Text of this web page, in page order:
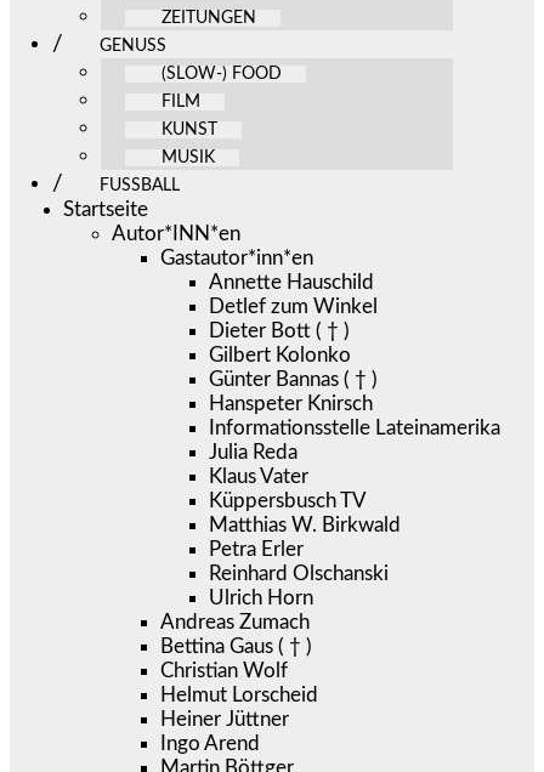
ZEITUNGEN
GENUSS
(SLOW-) FOOD
FILM
KUNST
MUSIK
FUSSBALL
Startseite
Autor*INN*en
Gastautor*inn*en
Annette Hauschild
Detlef zum Winkel
Dieter Bott ( † )
Gilbert Kolonko
Günter Bannas ( † )
Hanspeter Knirsch
Informationsstelle Lateinamerika
Julia Reda
Klaus Vater
Küppersbusch TV
Matthias W. Birkwald
Petra Erler
Reinhard Olschanski
Ulrich Horn
Andreas Zumach
Bettina Gaus ( † )
Christian Wolf
Helmut Lorscheid
Heiner Jüttner
Ingo Arend
Martin Böttger